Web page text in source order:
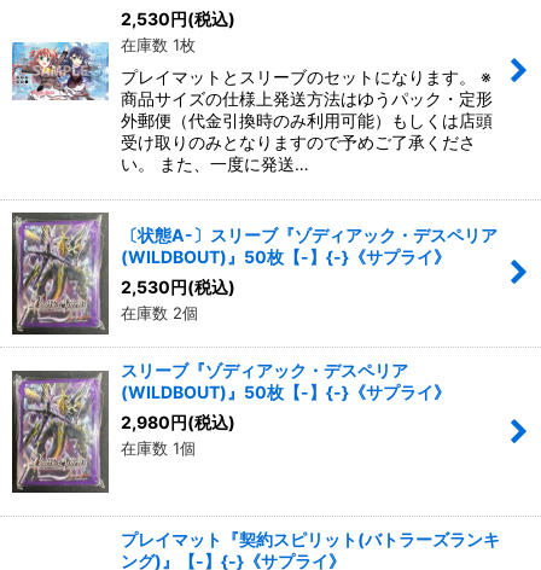
2,530円(税込)
在庫数 1枚
プレイマットとスリーブのセットになります。 ※
商品サイズの仕様上発送方法はゆうパック・定形
外郵便（代金引換時のみ利用可能）もしくは店頭
受け取りのみとなりますので予めご了承くださ
い。 また、一度に発送…
〔状態A-〕スリーブ『ゾディアック・デスペリア
(WILDBOUT)』50枚【-】{-}《サプライ》
2,530円(税込)
在庫数 2個
スリーブ『ゾディアック・デスペリア
(WILDBOUT)』50枚【-】{-}《サプライ》
2,980円(税込)
在庫数 1個
プレイマット『契約スピリット(バトラーズランキ
ング)』【-】{-}《サプライ》